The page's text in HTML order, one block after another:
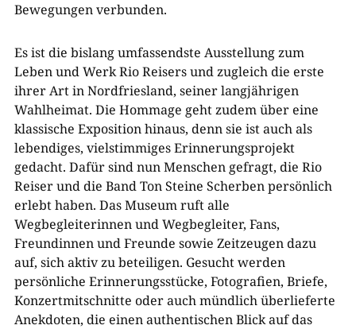
Bewegungen verbunden.
Es ist die bislang umfassendste Ausstellung zum
Leben und Werk Rio Reisers und zugleich die erste
ihrer Art in Nordfriesland, seiner langjährigen
Wahlheimat. Die Hommage geht zudem über eine
klassische Exposition hinaus, denn sie ist auch als
lebendiges, vielstimmiges Erinnerungsprojekt
gedacht. Dafür sind nun Menschen gefragt, die Rio
Reiser und die Band Ton Steine Scherben persönlich
erlebt haben. Das Museum ruft alle
Wegbegleiterinnen und Wegbegleiter, Fans,
Freundinnen und Freunde sowie Zeitzeugen dazu
auf, sich aktiv zu beteiligen. Gesucht werden
persönliche Erinnerungsstücke, Fotografien, Briefe,
Konzertmitschnitte oder auch mündlich überlieferte
Anekdoten, die einen authentischen Blick auf das